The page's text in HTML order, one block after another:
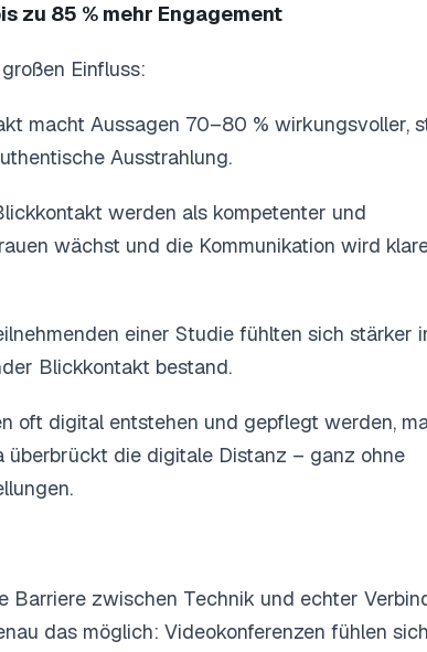
zu 85 % mehr Engagement
Einfluss:
macht Aussagen 70–80 % wirkungsvoller,
Ausstrahlung.
werden als kompetenter und
wächst und die Kommunikation wird
einer Studie fühlten sich stärker
Blickkontakt bestand.
oft digital entstehen und gepflegt werden,
überbrückt die digitale Distanz – ganz ohne
Barriere zwischen Technik und echter
das möglich: Videokonferenzen fühlen sich